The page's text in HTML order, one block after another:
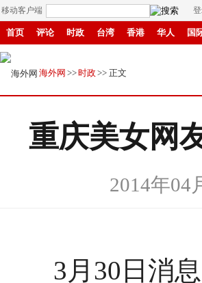
移动客户端
首页 评论 时政 台湾 香港 华人 国
招商
海外网 >> 时政 >> 正文
重庆美女网
2014年04
3月30日消息